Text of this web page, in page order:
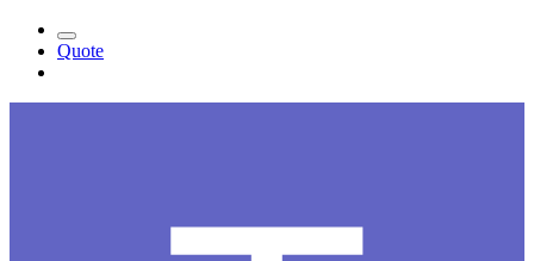
Quote